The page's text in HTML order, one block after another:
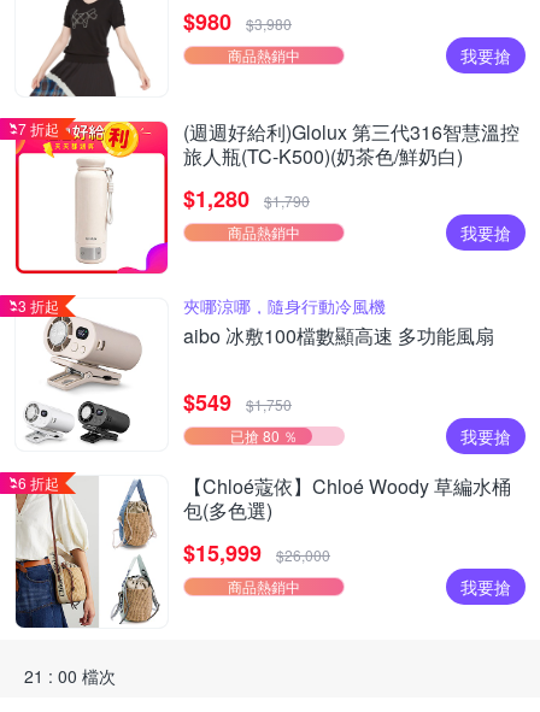
$980
$3,980
商品熱銷中
我要搶
7 折起
(週週好給利)Glolux 第三代316智慧溫控
旅人瓶(TC-K500)(奶茶色/鮮奶白)
$1,280
$1,790
商品熱銷中
我要搶
3 折起 夾哪涼哪，隨身行動冷風機
aibo 冰敷100檔數顯高速 多功能風扇
$549
$1,750
已搶 80 ％
我要搶
6 折起
【Chloé蔻依】Chloé Woody 草編水桶
包(多色選)
$15,999
$26,000
商品熱銷中
我要搶
21 : 00 檔次